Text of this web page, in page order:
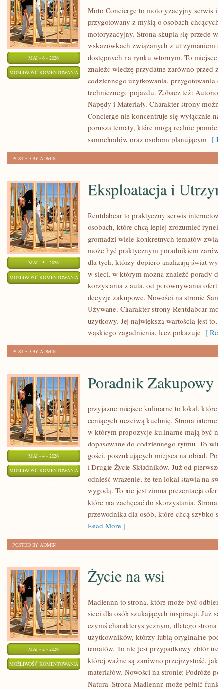
MAJ - 6 - 2026
MOŻLIWOŚĆ KOMENTOWANIA NOWOCZESNE
BEZPIECZEŃSTWO
Moto Concierge to motoryzacyjny serwis
przygotowany z myślą o osobach
motoryzacyjny. Strona skupia się przede
wskazówkach związanych z utrzymaniem
dostępnych na rynku wtórnym. To
znaleźć wiedzę przydatne zarówno przed
codziennego użytkowania,
technicznego pojazdu. Zobacz też:
Napędy i Materiały. Charakter strony
Concierge nie koncentruje się wyłącznie
porusza tematy, które mogą realnie
samochodów oraz osobom planującym [
POSTED BY ADMIN
MAJ - 5 - 2026
MOŻLIWOŚĆ KOMENTOWANIA EKSPLOATACJA
UTRZYMANIE
Eksploatacja i
Rentdabcar to praktyczny serwis
osobach, które chcą lepiej zrozumieć
gromadzi wiele konkretnych tematów
może być praktycznym poradnikiem
dla tych, którzy dopiero analizują świat
w sieci, w którym można znaleźć porady
korzystania z auta, od porównywania
decyzje zakupowe. Nowości na stronie
Używane. Charakter strony Rentdabcar
użytkowy. Jej największą wartością jest
wąskiego zagadnienia, lecz pokazuje [
POSTED BY ADMIN
MAJ - 4 - 2026
MOŻLIWOŚĆ KOMENTOWANIA PORADNIK
ZAKUPOWY
Poradnik Zakupowy
przyjazne miejsce kulinarne to lokal,
ceniących uczciwą kuchnię. Strona
w którym propozycje kulinarne mają być
dopasowane do codziennego rytmu. To
gości, poszukujących miejsca na obiad.
i Drugie Życie Składników. Już od
odnieść wrażenie, że ten lokal stawia na
wygodą. To nie jest zimna prezentacja
które ma zachęcać do skorzystania.
przewodnika dla osób, które chcą szybko
Read More ]
POSTED BY ADMIN
MAJ - 2 - 2026
MOŻLIWOŚĆ KOMENTOWANIA ŻYCIE
Życie na wsi
Madlennn to strona, które może być
sieci dla osób szukających inspiracji. Już
czymś charakterystycznym, dlatego
użytkowników, którzy lubią oryginalne
tematów. To nie jest przypadkowy zbiór
której ważne są zarówno przejrzystość,
materiałów. Nowości na stronie: Podróże
Natura. Strona Madlennn może pełnić